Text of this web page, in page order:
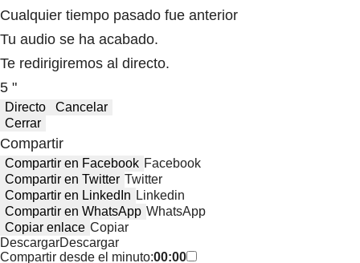
Cualquier tiempo pasado fue anterior
Tu audio se ha acabado.
Te redirigiremos al directo.
5 "
Directo
Cancelar
Cerrar
Compartir
Compartir en Facebook Facebook
Compartir en Twitter Twitter
Compartir en LinkedIn Linkedin
Compartir en WhatsApp WhatsApp
Copiar enlace Copiar
DescargarDescargar
Compartir desde el minuto:00:00